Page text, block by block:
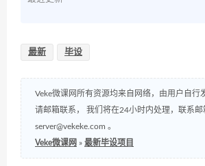
最新 毕设
Veke微课网所有资源均来自网络，由用户自行
请邮箱联系， 我们将在24小时内处理，联系邮
server@vekeke.com 。
Veke微课网 » 最新毕设项目